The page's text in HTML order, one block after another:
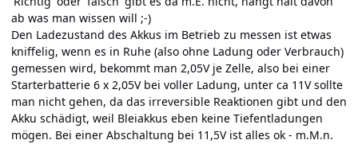
ab was man wissen will ;-)
Den Ladezustand des Akkus im Betrieb zu messen ist etwas
kniffelig, wenn es in Ruhe (also ohne Ladung oder Verbrauch)
gemessen wird, bekommt man 2,05V je Zelle, also bei einer
Starterbatterie 6 x 2,05V bei voller Ladung, unter ca 11V sollte
man nicht gehen, da das irreversible Reaktionen gibt und den
Akku schädigt, weil Bleiakkus eben keine Tiefentladungen
mögen. Bei einer Abschaltung bei 11,5V ist alles ok - m.M.n.